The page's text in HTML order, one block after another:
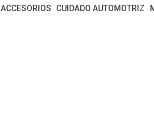
ACCESORIOS CUIDADO AUTOMOTRIZ